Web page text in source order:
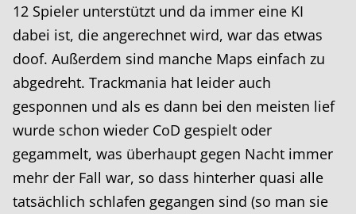
12 Spieler unterstützt und da immer eine KI
dabei ist, die angerechnet wird, war das etwas
doof. Außerdem sind manche Maps einfach zu
abgedreht. Trackmania hat leider auch
gesponnen und als es dann bei den meisten lief
wurde schon wieder CoD gespielt oder
gegammelt, was überhaupt gegen Nacht immer
mehr der Fall war, so dass hinterher quasi alle
tatsächlich schlafen gegangen sind (so man sie